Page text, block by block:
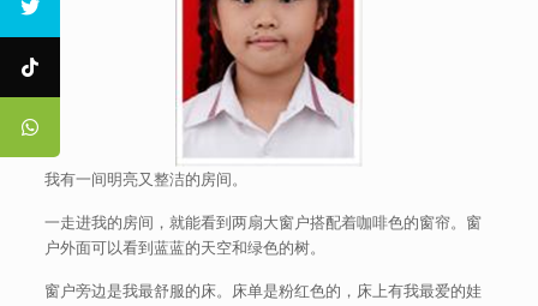
我有一间明亮又整洁的房间。
一走进我的房间，就能看到两扇大窗户搭配着咖啡色的窗帘。窗
户外面可以看到蓝蓝的天空和绿色的树。
窗户旁边是我最舒服的床。床单是粉红色的，床上有我最爱的娃